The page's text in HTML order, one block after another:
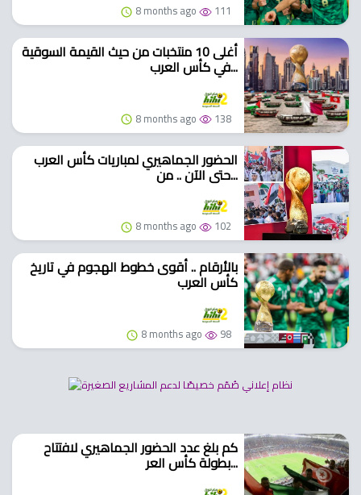
8 months ago 111
أغلى 10 منتخبات من حيث القيمة السوقية
في كأس العرب...
8 months ago 138
الحضور الجماهيري لمباريات كأس العرب
حتى الآن .. من...
8 months ago 102
بالأرقام .. أقوى خطوط الهجوم في تاريخ
كأس العرب
8 months ago 98
كم بلغ عدد الحضور الجماهيري لافتتاح
بطولة كأس العر...